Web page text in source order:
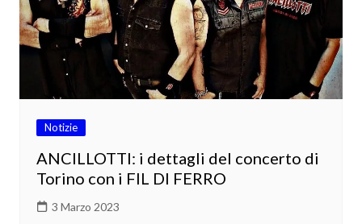
Notizie
ANCILLOTTI: i dettagli del concerto di
Torino con i FIL DI FERRO
3 Marzo 2023